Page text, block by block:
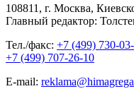
108811, г. Москва,
Главный редактор:
Тел./факс: +7 (499) 730-
+7 (499) 707-26-10
E-mail: